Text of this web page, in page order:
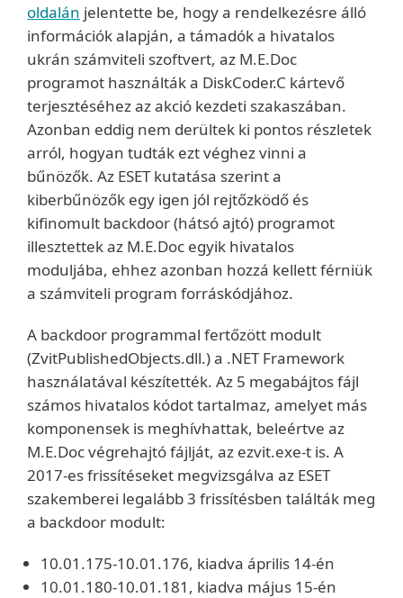
oldalán jelentette be, hogy a rendelkezésre álló
információk alapján, a támadók a hivatalos
ukrán számviteli szoftvert, az M.E.Doc
programot használták a DiskCoder.C kártevő
terjesztéséhez az akció kezdeti szakaszában.
Azonban eddig nem derültek ki pontos részletek
arról, hogyan tudták ezt véghez vinni a
bűnözők. Az ESET kutatása szerint a
kiberbűnözők egy igen jól rejtőzködő és
kifinomult backdoor (hátsó ajtó) programot
illesztettek az M.E.Doc egyik hivatalos
moduljába, ehhez azonban hozzá kellett férniük
a számviteli program forráskódjához.
A backdoor programmal fertőzött modult
(ZvitPublishedObjects.dll.) a .NET Framework
használatával készítették. Az 5 megabájtos fájl
számos hivatalos kódot tartalmaz, amelyet más
komponensek is meghívhattak, beleértve az
M.E.Doc végrehajtó fájlját, az ezvit.exe-t is. A
2017-es frissítéseket megvizsgálva az ESET
szakemberei legalább 3 frissítésben találták meg
a backdoor modult:
10.01.175-10.01.176, kiadva április 14-én
10.01.180-10.01.181, kiadva május 15-én